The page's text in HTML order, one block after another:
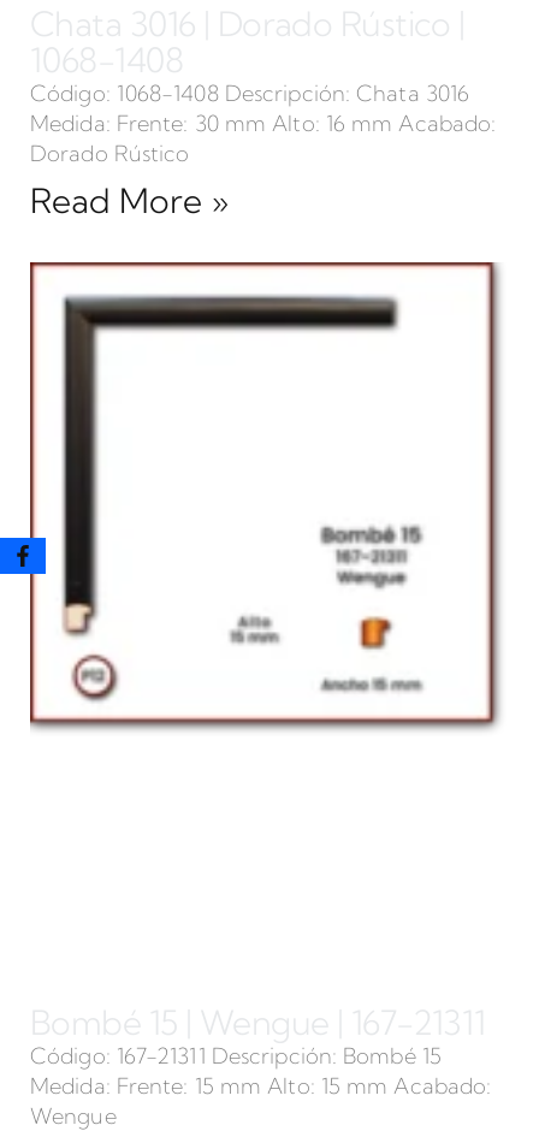
Chata 3016 | Dorado Rústico |
1068-1408
Código: 1068-1408 Descripción: Chata 3016
Medida: Frente: 30 mm Alto: 16 mm Acabado:
Dorado Rústico
Read More »
Bombé 15 | Wengue | 167-21311
Código: 167-21311 Descripción: Bombé 15
Medida: Frente: 15 mm Alto: 15 mm Acabado:
Wengue